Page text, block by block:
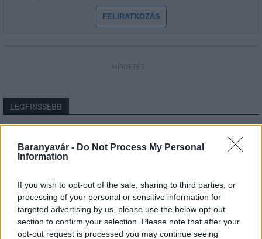
Baranyavár - Do Not Process My Personal
Information
If you wish to opt-out of the sale, sharing to third parties, or
processing of your personal or sensitive information for
targeted advertising by us, please use the below opt-out
section to confirm your selection. Please note that after your
opt-out request is processed you may continue seeing
FELIRATKOZÁS
HÍRDETÉS
LEGFRISSEBB
Szakirányú továbbképzésekkel segíti
Országos hírek
A lakosságra is fontos szerep hárul a
szúnyoginvázió elkerülésében